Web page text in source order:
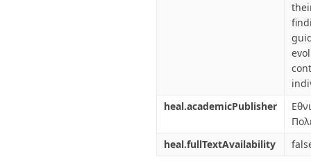
heal.academicPublisher
heal.fullTextAvailability